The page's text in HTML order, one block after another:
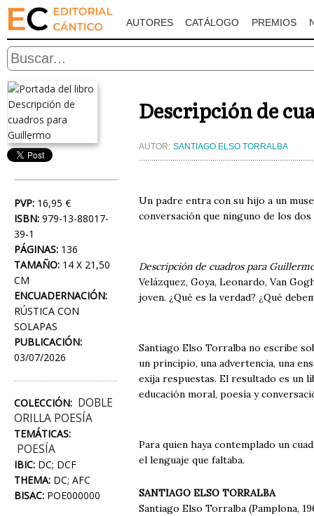
AUTORES CATÁLOGO PREMIOS
PVP: 16,95 €
ISBN: 979-13-88017-
39-1
PÁGINAS: 136
TAMAÑO: 14 X 21,50
CM
ENCUADERNACIÓN:
RÚSTICA CON
SOLAPAS
PUBLICACIÓN:
03/07/2026
COLECCIÓN: DOBLE
ORILLA POESÍA
TEMÁTICAS:
POESÍA
IBIC: DC; DCF
THEMA: DC; AFC
BISAC: POE000000
Descripción de
AUTOR: SANTIAGO ELSO TORRALBA
Un padre entra con su hijo a un
conversación que ninguno de los dos
Descripción de cuadros para
Velázquez, Goya, Leonardo, Van
joven. ¿Qué es la verdad? ¿Qué
Santiago Elso Torralba no escribe
un principio, una advertencia, una
exija respuestas. El resultado es un
educación moral, poesía y
Para quien haya contemplado un
el lenguaje que faltaba.
SANTIAGO ELSO TORRALBA
Santiago Elso Torralba (Pamplona,